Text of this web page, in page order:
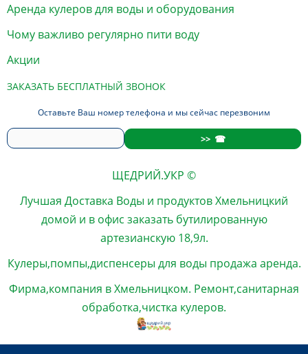
Аренда кулеров для воды и оборудования
Чому важливо регулярно пити воду
Акции
ЗАКАЗАТЬ БЕСПЛАТНЫЙ ЗВОНОК
Оставьте Ваш номер телефона и мы сейчас перезвоним
ЩЕДРИЙ.УКР ©
Лучшая Доставка Воды и продуктовХмельницкий
домой и в офис заказатьбутилированную
артезианскую 18,9л.
Кулеры,помпы,диспенсеры для воды продажа аренда.
Фирма,компания в Хмельницком. Ремонт,санитарная
обработка,чистка кулеров.